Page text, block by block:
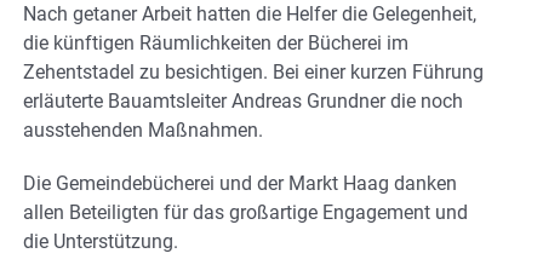
Nach getaner Arbeit hatten die Helfer die Gelegenheit,
die künftigen Räumlichkeiten der Bücherei im
Zehentstadel zu besichtigen. Bei einer kurzen Führung
erläuterte Bauamtsleiter Andreas Grundner die noch
ausstehenden Maßnahmen.
Die Gemeindebücherei und der Markt Haag danken
allen Beteiligten für das großartige Engagement und
die Unterstützung.